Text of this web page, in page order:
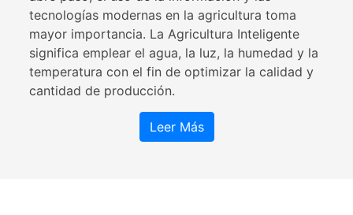
tecnologías modernas en la agricultura toma
mayor importancia. La Agricultura Inteligente
significa emplear el agua, la luz, la humedad y la
temperatura con el fin de optimizar la calidad y
cantidad de producción.
Leer Más